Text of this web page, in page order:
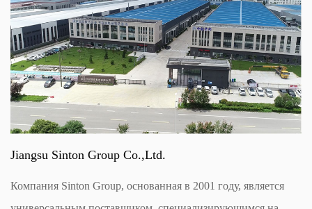
Jiangsu Sinton Group Co.,Ltd.
Компания Sinton Group, основанная в 2001 году, является